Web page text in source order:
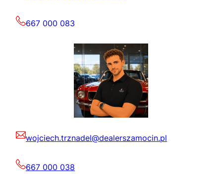
667 000 083
wojciech.trznadel@dealerszamocin.pl
667 000 038